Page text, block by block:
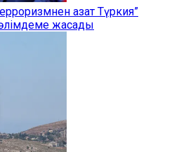
азат Түркия”
жасады